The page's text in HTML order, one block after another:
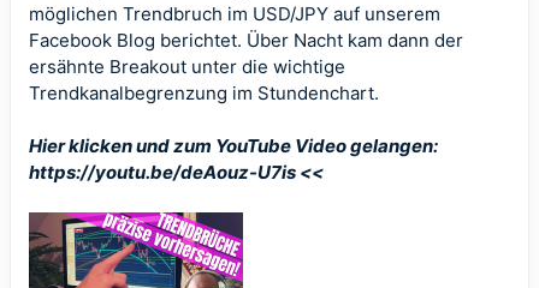
möglichen Trendbruch im USD/JPY auf unserem
Facebook Blog berichtet. Über Nacht kam dann der
ersähnte Breakout unter die wichtige
Trendkanalbegrenzung im Stundenchart.
Hier klicken und zum YouTube Video gelangen:
https://youtu.be/deAouz-U7is <<